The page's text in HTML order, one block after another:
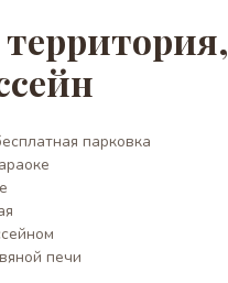
парковка
печи